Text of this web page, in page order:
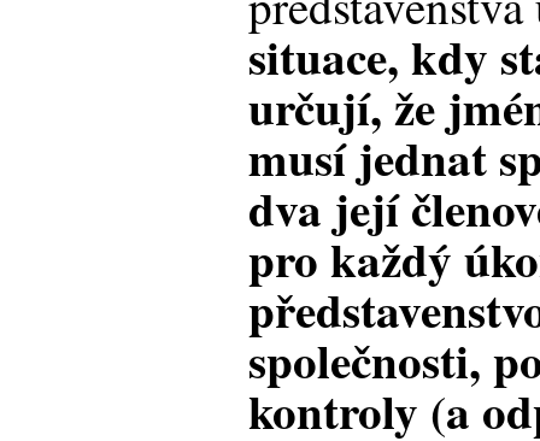
situace, kdy
určují, že
musí jednat
dva její
pro každý
společnosti,
kontroly (a